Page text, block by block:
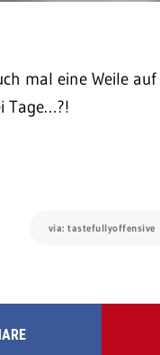
mal eine Weile
Tage…?!
via: tastefullyoffensive